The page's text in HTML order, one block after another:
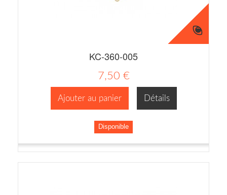
KC-360-005
7,50 €
Ajouter au panier Détails
Disponible